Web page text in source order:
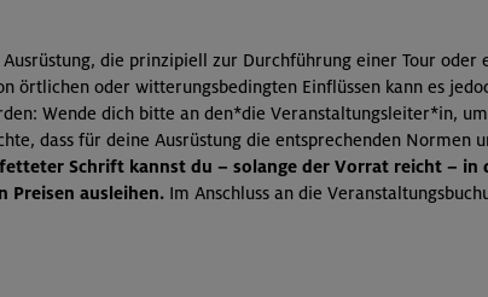
die prinzipiell zur Durchführung einer Tour oder
örtlichen oder witterungsbedingten Einflüssen kann es
Wende dich bitte an den*die Veranstaltungsleiter*in,
dass für deine Ausrüstung die entsprechenden Normen
Schrift kannst du – solange der Vorrat reicht – in
Preisen ausleihen. Im Anschluss an die